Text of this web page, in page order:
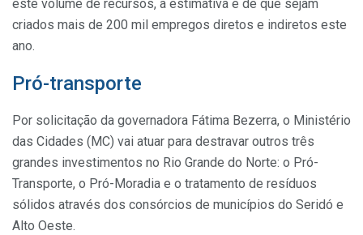
este volume de recursos, a estimativa é de que sejam
criados mais de 200 mil empregos diretos e indiretos este
ano.
Pró-transporte
Por solicitação da governadora Fátima Bezerra, o Ministério
das Cidades (MC) vai atuar para destravar outros três
grandes investimentos no Rio Grande do Norte: o Pró-
Transporte, o Pró-Moradia e o tratamento de resíduos
sólidos através dos consórcios de municípios do Seridó e
Alto Oeste.